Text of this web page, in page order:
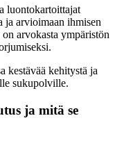
luontokartoittajat
ja arvioimaan ihmisen
arvokasta ympäristön
kestävää kehitystä ja
sukupolville.
ja mitä se